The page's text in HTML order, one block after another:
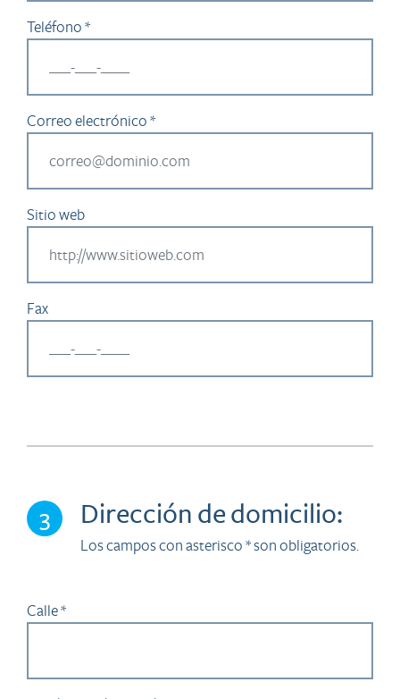
Teléfono *
Correo electrónico *
Sitio web
Fax
3 Dirección de domicilio:
Los campos con asterisco * son obligatorios.
Calle *